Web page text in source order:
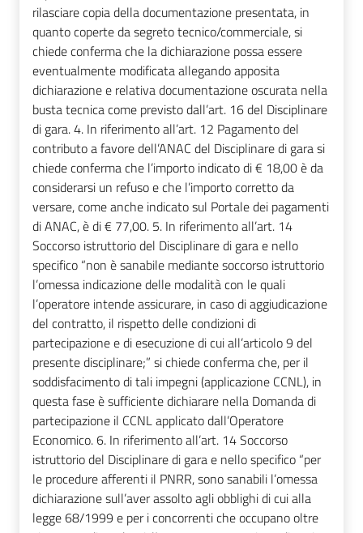
rilasciare copia della documentazione presentata, in
quanto coperte da segreto tecnico/commerciale, si
chiede conferma che la dichiarazione possa essere
eventualmente modificata allegando apposita
dichiarazione e relativa documentazione oscurata nella
busta tecnica come previsto dall’art. 16 del Disciplinare
di gara. 4. In riferimento all’art. 12 Pagamento del
contributo a favore dell’ANAC del Disciplinare di gara si
chiede conferma che l’importo indicato di € 18,00 è da
considerarsi un refuso e che l’importo corretto da
versare, come anche indicato sul Portale dei pagamenti
di ANAC, è di € 77,00. 5. In riferimento all’art. 14
Soccorso istruttorio del Disciplinare di gara e nello
specifico “non è sanabile mediante soccorso istruttorio
l’omessa indicazione delle modalità con le quali
l’operatore intende assicurare, in caso di aggiudicazione
del contratto, il rispetto delle condizioni di
partecipazione e di esecuzione di cui all’articolo 9 del
presente disciplinare;” si chiede conferma che, per il
soddisfacimento di tali impegni (applicazione CCNL), in
questa fase è sufficiente dichiarare nella Domanda di
partecipazione il CCNL applicato dall’Operatore
Economico. 6. In riferimento all’art. 14 Soccorso
istruttorio del Disciplinare di gara e nello specifico “per
le procedure afferenti il PNRR, sono sanabili l’omessa
dichiarazione sull’aver assolto agli obblighi di cui alla
legge 68/1999 e per i concorrenti che occupano oltre